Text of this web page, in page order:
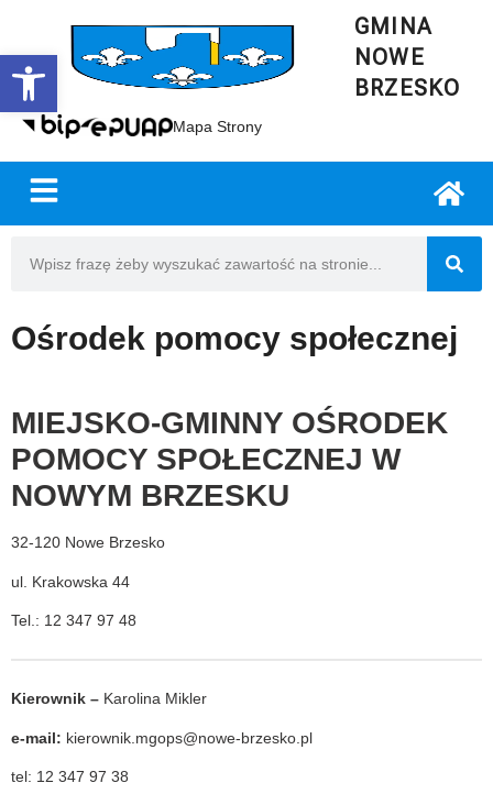
Open toolbar
GMINA
NOWE
BRZESKO
Mapa Strony
Ośrodek pomocy społecznej
MIEJSKO-GMINNY OŚRODEK
POMOCY SPOŁECZNEJ W
NOWYM BRZESKU
32-120 Nowe Brzesko
ul. Krakowska 44
Tel.: 12 347 97 48
Kierownik – Karolina Mikler
e-mail: kierownik.mgops@nowe-brzesko.pl
tel: 12 347 97 38